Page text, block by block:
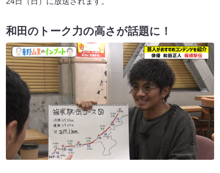
和田のトーク力の高さが話題に！